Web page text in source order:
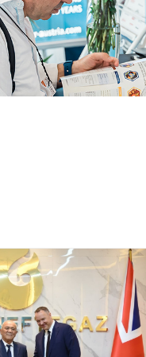
在乌兹别克斯坦做生意
展后结果
官方目录
官方航